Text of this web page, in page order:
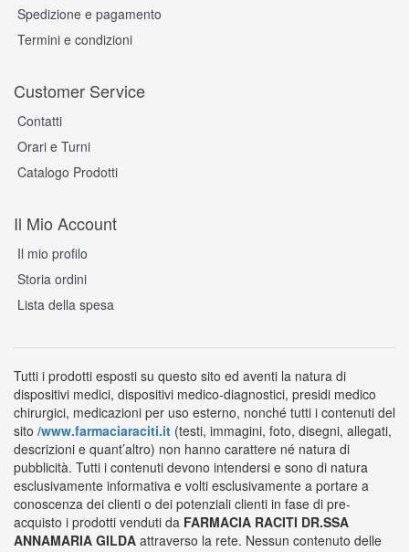
Spedizione e pagamento
Termini e condizioni
Customer Service
Contatti
Orari e Turni
Catalogo Prodotti
Il Mio Account
Il mio profilo
Storia ordini
Lista della spesa
Tutti i prodotti esposti su questo sito ed aventi la natura di
dispositivi medici, dispositivi medico-diagnostici, presidi medico
chirurgici, medicazioni per uso esterno, nonché tutti i contenuti del
sito /www.farmaciaraciti.it (testi, immagini, foto, disegni, allegati,
descrizioni e quant’altro) non hanno carattere né natura di
pubblicità. Tutti i contenuti devono intendersi e sono di natura
esclusivamente informativa e volti esclusivamente a portare a
conoscenza dei clienti o dei potenziali clienti in fase di pre-
acquisto i prodotti venduti da FARMACIA RACITI DR.SSA
ANNAMARIA GILDA attraverso la rete. Nessun contenuto delle